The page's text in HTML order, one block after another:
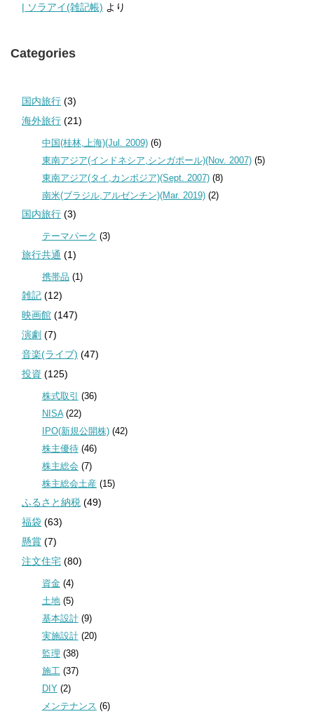
| ソラアイ(雑記帳) より
Categories
国内旅行 (3)
海外旅行 (21)
中国(桂林,上海)(Jul. 2009)(6)
東南アジア(インドネシア,シンガポール)(Nov. 2007)(5)
東南アジア(タイ,カンボジア)(Sept. 2007)(8)
南米(ブラジル,アルゼンチン)(Mar. 2019)(2)
国内旅行 (3)
テーマパーク (3)
旅行共通 (1)
携帯品 (1)
雑記 (12)
映画館 (147)
演劇 (7)
音楽(ライブ) (47)
投資 (125)
株式取引 (36)
NISA(22)
IPO(新規公開株)(42)
株主優待(46)
株主総会 (7)
株主総会土産 (15)
ふるさと納税 (49)
福袋 (63)
懸賞 (7)
注文住宅 (80)
資金(4)
土地(5)
基本設計(9)
実施設計(20)
監理 (38)
施工 (37)
DIY(2)
メンテナンス (6)